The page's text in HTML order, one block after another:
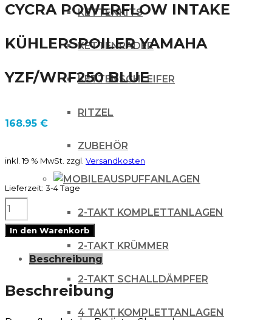
KETTENKITS
KETTENRÄDER
KETTENSCHLEIFER
RITZEL
ZUBEHÖR
AUSPUFFANLAGEN
2-TAKT KOMPLETTANLAGEN
2-TAKT KRÜMMER
2-TAKT SCHALLDÄMPFER
4 TAKT KOMPLETTANLAGEN
CYCRA POWERFLOW INTAKE
KÜHLERSPOILER YAMAHA
YZF/WRF250 BLUE
168.95 €
inkl. 19 % MwSt. zzgl. Versandkosten
Lieferzeit: 3-4 Tage
CYCRA
POWERFLOW
KÜHLERSPOILER
YAMAHA
In den Warenkorb
Beschreibung
Beschreibung